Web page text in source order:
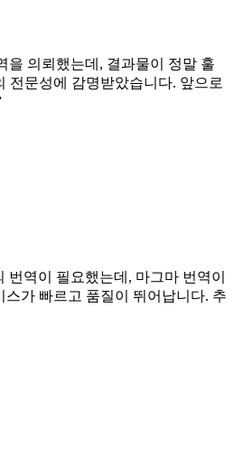
을 의뢰했는데, 결과물이 정말 훌
전문성에 감명받았습니다. 앞으로
번역이 필요했는데, 마그마 번역이
가 빠르고 품질이 뛰어납니다. 추